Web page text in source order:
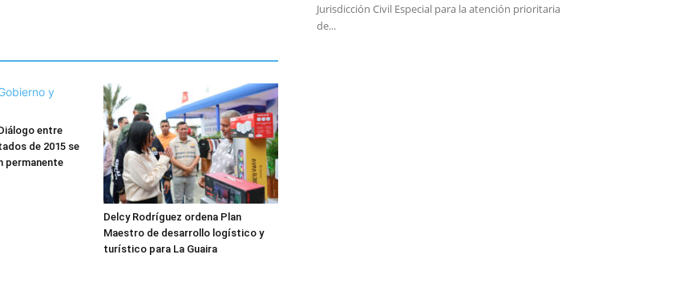
entre
de 2015 se
permanente
Delcy Rodríguez ordena Plan
Maestro de desarrollo logístico y
turístico para La Guaira
Jurisdicción Civil Especial para la atención prioritaria
de...